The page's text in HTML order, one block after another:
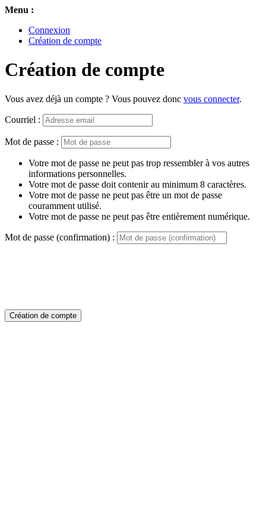
Menu :
Connexion
Création de compte
Création de compte
Vous avez déjà un compte ? Vous pouvez donc vous connecter.
Courriel :
Mot de passe :
Votre mot de passe ne peut pas trop ressembler à vos autres
informations personnelles.
Votre mot de passe doit contenir au minimum 8 caractères.
Votre mot de passe ne peut pas être un mot de passe
couramment utilisé.
Votre mot de passe ne peut pas être entièrement numérique.
Mot de passe (confirmation) :
Création de compte